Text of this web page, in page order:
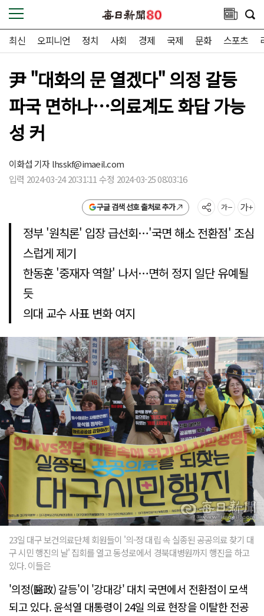
최신 오피니언 정치 사회 경제 국제 문화 스포츠
尹 "대화의 문 열겠다" 의정 갈등
파국 면하나…의료계도 화답 가능
성 커
이화섭 기자lhsskf@imaeil.com
입력 2024-03-24 20:31:11 수정 2024-03-25 08:03:16
구글 검색 선호 출처로 추가
정부 '원칙론' 입장 급선회…'국면 해소 전환점' 조심
스럽게 제기
한동훈 '중재자 역할' 나서…면허 정지 일단 유예될
듯
의대 교수 사표 변화 여지
23일 대구 보건의료단체 회원들이 '의-정 대립 속 실종된 공공의료 찾기 대
구 시민 행진의 날' 집회를 열고 동성로에서 경북대병원까지 행진을 하고
있다. 이들은
'의정(醫政) 갈등'이 '강대강' 대치 국면에서 전환점이 모색
되고 있다. 윤석열 대통령이 24일 의료 현장을 이탈한 전공